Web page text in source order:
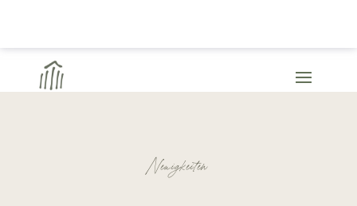
Neuigkeiten